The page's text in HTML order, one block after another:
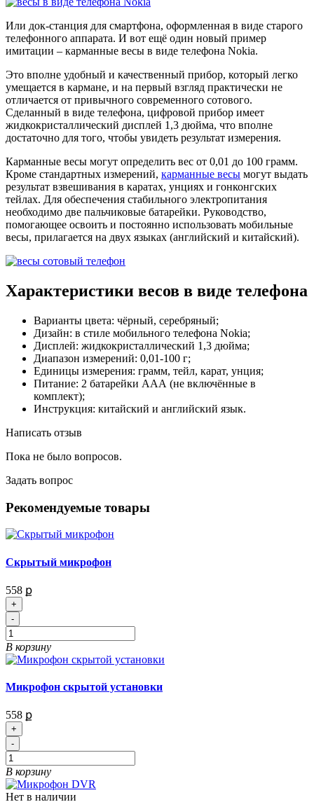
Или док-станция для смартфона, оформленная в виде старого
телефонного аппарата. И вот ещё один новый пример
имитации – карманные весы в виде телефона Nokia.
Это вполне удобный и качественный прибор, который легко
умещается в кармане, и на первый взгляд практически не
отличается от привычного современного сотового.
Сделанный в виде телефона, цифровой прибор имеет
жидкокристаллический дисплей 1,3 дюйма, что вполне
достаточно для того, чтобы увидеть результат измерения.
Карманные весы могут определить вес от 0,01 до 100 грамм.
Кроме стандартных измерений, карманные весы могут выдать
результат взвешивания в каратах, унциях и гонконгских
тейлах. Для обеспечения стабильного электропитания
необходимо две пальчиковые батарейки. Руководство,
помогающее освоить и постоянно использовать мобильные
весы, прилагается на двух языках (английский и китайский).
Характеристики весов в виде телефона
Варианты цвета: чёрный, серебряный;
Дизайн: в стиле мобильного телефона Nokia;
Дисплей: жидкокристаллический 1,3 дюйма;
Диапазон измерений: 0,01-100 г;
Единицы измерения: грамм, тейл, карат, унция;
Питание: 2 батарейки ААА (не включённые в
комплект);
Инструкция: китайский и английский язык.
Написать отзыв
Пока не было вопросов.
Задать вопрос
Рекомендуемые товары
Скрытый микрофон
558 ք
+
-
В корзину
Микрофон скрытой установки
558 ք
+
-
В корзину
Нет в наличии